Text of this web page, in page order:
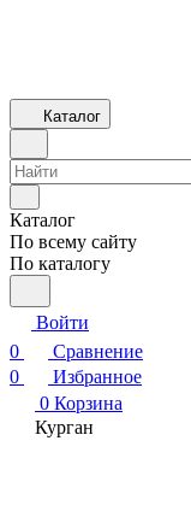
Каталог
Каталог
По всему сайту
По каталогу
Войти
0
Сравнение
0
Избранное
0 Корзина
Курган